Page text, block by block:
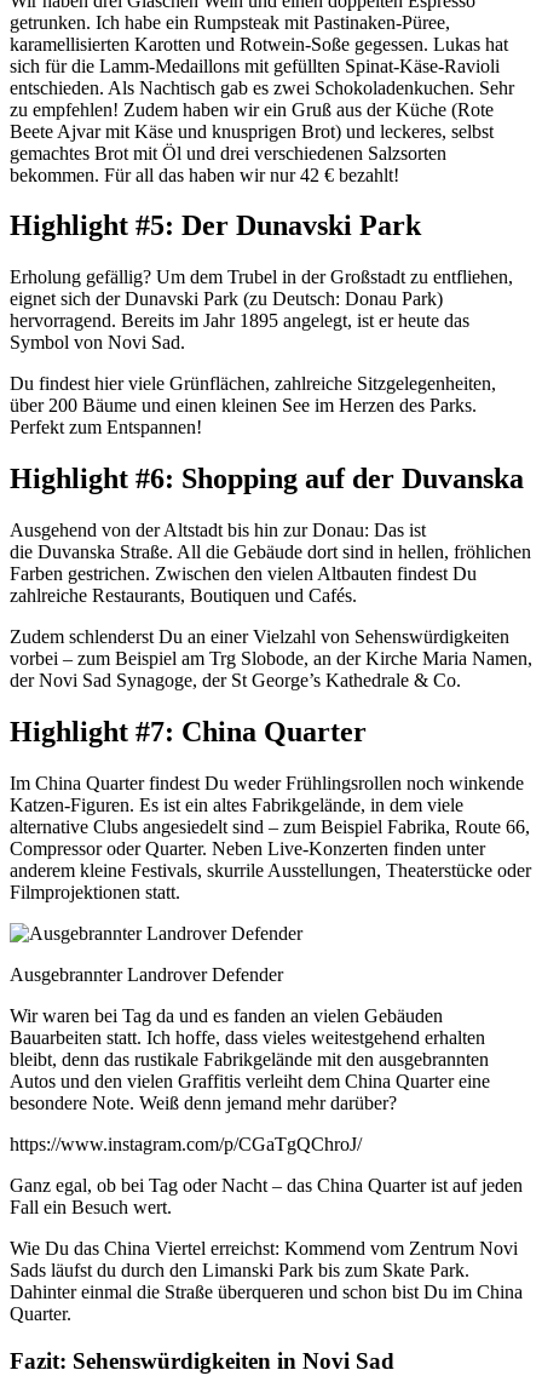
getrunken. Ich habe ein Rumpsteak mit Pastinaken-Püree,
karamellisierten Karotten und Rotwein-Soße gegessen. Lukas hat
sich für die Lamm-Medaillons mit gefüllten Spinat-Käse-Ravioli
entschieden. Als Nachtisch gab es zwei Schokoladenkuchen. Sehr
zu empfehlen! Zudem haben wir ein Gruß aus der Küche (Rote
Beete Ajvar mit Käse und knusprigen Brot) und leckeres, selbst
gemachtes Brot mit Öl und drei verschiedenen Salzsorten
bekommen. Für all das haben wir nur 42 € bezahlt!
Highlight #5: Der Dunavski Park
Erholung gefällig? Um dem Trubel in der Großstadt zu entfliehen,
eignet sich der Dunavski Park (zu Deutsch: Donau Park)
hervorragend. Bereits im Jahr 1895 angelegt, ist er heute das
Symbol von Novi Sad.
Du findest hier viele Grünflächen, zahlreiche Sitzgelegenheiten,
über 200 Bäume und einen kleinen See im Herzen des Parks.
Perfekt zum Entspannen!
Highlight #6: Shopping auf der Duvanska
Ausgehend von der Altstadt bis hin zur Donau: Das ist
die Duvanska Straße. All die Gebäude dort sind in hellen, fröhlichen
Farben gestrichen. Zwischen den vielen Altbauten findest Du
zahlreiche Restaurants, Boutiquen und Cafés.
Zudem schlenderst Du an einer Vielzahl von Sehenswürdigkeiten
vorbei – zum Beispiel am Trg Slobode, an der Kirche Maria Namen,
der Novi Sad Synagoge, der St George’s Kathedrale & Co.
Highlight #7: China Quarter
Im China Quarter findest Du weder Frühlingsrollen noch winkende
Katzen-Figuren. Es ist ein altes Fabrikgelände, in dem viele
alternative Clubs angesiedelt sind – zum Beispiel Fabrika, Route 66,
Compressor oder Quarter. Neben Live-Konzerten finden unter
anderem kleine Festivals, skurrile Ausstellungen, Theaterstücke oder
Filmprojektionen statt.
Ausgebrannter Landrover Defender
Wir waren bei Tag da und es fanden an vielen Gebäuden
Bauarbeiten statt. Ich hoffe, dass vieles weitestgehend erhalten
bleibt, denn das rustikale Fabrikgelände mit den ausgebrannten
Autos und den vielen Graffitis verleiht dem China Quarter eine
besondere Note. Weiß denn jemand mehr darüber?
https://www.instagram.com/p/CGaTgQChroJ/
Ganz egal, ob bei Tag oder Nacht – das China Quarter ist auf jeden
Fall ein Besuch wert.
Wie Du das China Viertel erreichst: Kommend vom Zentrum Novi
Sads läufst du durch den Limanski Park bis zum Skate Park.
Dahinter einmal die Straße überqueren und schon bist Du im China
Quarter.
Fazit: Sehenswürdigkeiten in Novi Sad